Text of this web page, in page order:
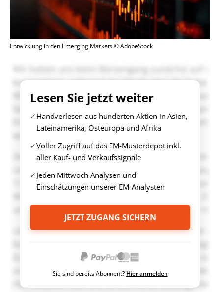
Entwicklung in den Emerging Markets © AdobeStock
Lesen Sie jetzt weiter
Handverlesen aus hunderten Aktien in Asien,
Lateinamerika, Osteuropa und Afrika
Voller Zugriff auf das EM-Musterdepot inkl.
aller Kauf- und Verkaufssignale
Jeden Mittwoch Analysen und
Einschätzungen unserer EM-Analysten
JETZT ZUGANG SICHERN
Sie sind bereits Abonnent? Hier anmelden